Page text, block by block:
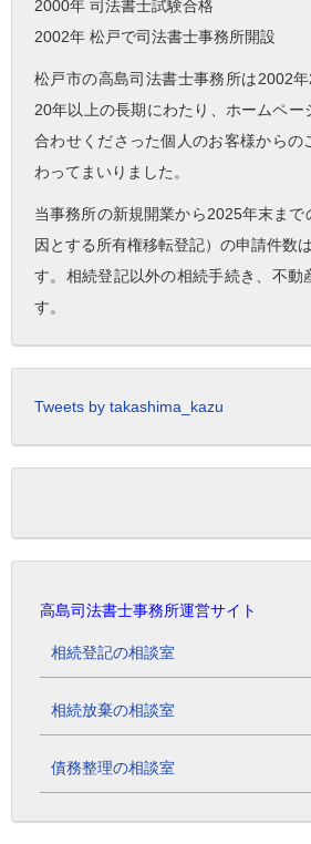
2000年 司法書士試験合格
2002年 松戸で司法書士事務所開設
松戸市の高島司法書士事務所は2002
20年以上の長期にわたり、ホームペー
合わせくださった個人のお客様からの
わってまいりました。
当事務所の新規開業から2025年末ま
因とする所有権移転登記）の申請件数
す。相続登記以外の相続手続き、不動
す。
Tweets by takashima_kazu
高島司法書士事務所運営サイト
相続登記の相談室
相続放棄の相談室
債務整理の相談室